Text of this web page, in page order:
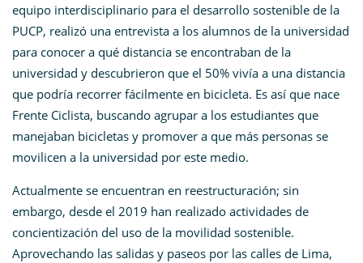
equipo interdisciplinario para el desarrollo sostenible de la
PUCP, realizó una entrevista a los alumnos de la universidad
para conocer a qué distancia se encontraban de la
universidad y descubrieron que el 50% vivía a una distancia
que podría recorrer fácilmente en bicicleta. Es así que nace
Frente Ciclista, buscando agrupar a los estudiantes que
manejaban bicicletas y promover a que más personas se
movilicen a la universidad por este medio.
Actualmente se encuentran en reestructuración; sin
embargo, desde el 2019 han realizado actividades de
concientización del uso de la movilidad sostenible.
Aprovechando las salidas y paseos por las calles de Lima,